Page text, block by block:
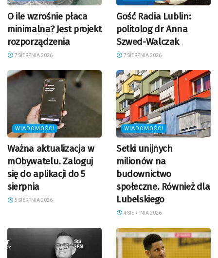
O ile wzrośnie płaca
minimalna? Jest projekt
rozporządzenia
7 SIERPNIA 2026
Gość Radia Lublin:
politolog dr Anna
Szwed-Walczak
7 SIERPNIA 2026
WIADOMOŚCI
Ważna aktualizacja w
mObywatelu. Zaloguj
się do aplikacji do 5
sierpnia
5 SIERPNIA 2026
WIADOMOŚCI
Setki unijnych
milionów na
budownictwo
społeczne. Również dla
Lubelskiego
4 SIERPNIA 2026